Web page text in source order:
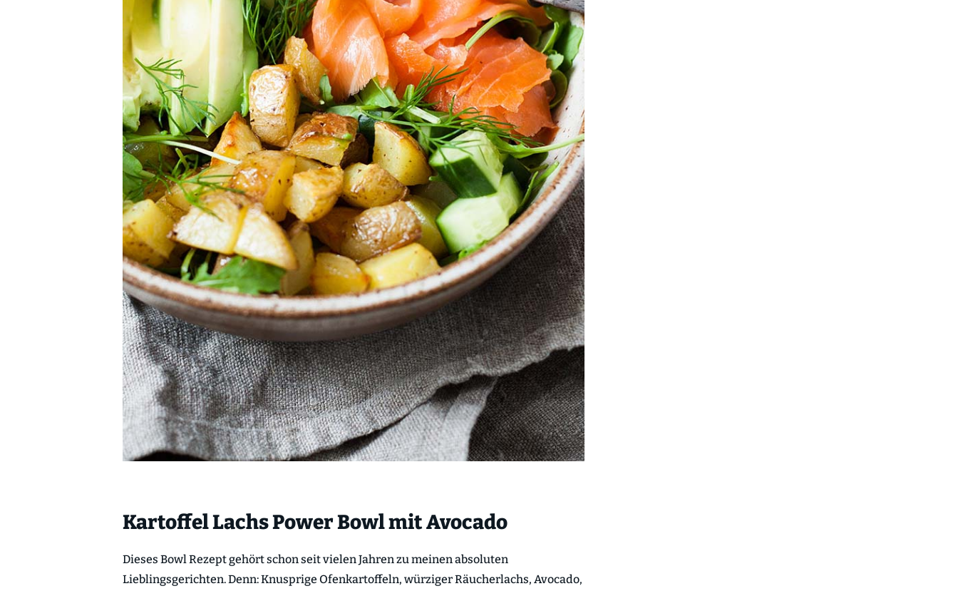
Kartoffel Lachs Power Bowl mit Avocado
Dieses Bowl Rezept gehört schon seit vielen Jahren zu meinen absoluten
Lieblingsgerichten. Denn: Knusprige Ofenkartoffeln, würziger Räucherlachs, Avocado,